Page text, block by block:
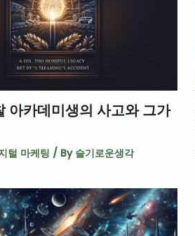
아카데미생의 사고와 그가
털 마케팅 / By 슬기로운생각